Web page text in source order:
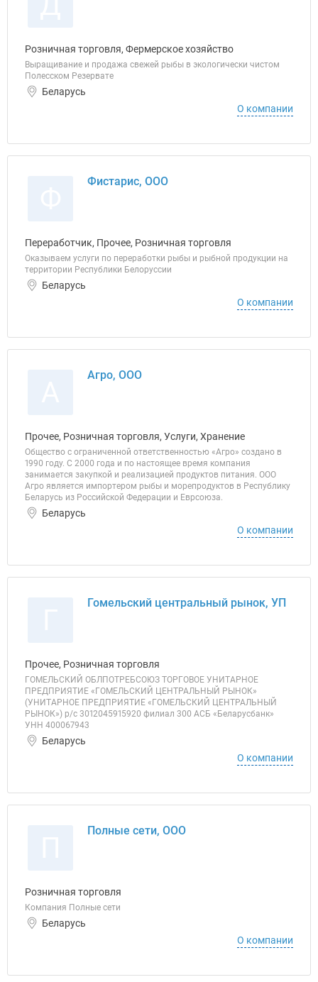
Розничная торговля, Фермерское хозяйство
Выращивание и продажа свежей рыбы в экологически чистом
Полесском Резервате
Беларусь
О компании
Фистарис, ООО
Переработчик, Прочее, Розничная торговля
Оказываем услуги по переработки рыбы и рыбной продукции на
территории Республики Белоруссии
Беларусь
О компании
Агро, ООО
Прочее, Розничная торговля, Услуги, Хранение
Общество с ограниченной ответственностью «Агро» создано в
1990 году. С 2000 года и по настоящее время компания
занимается закупкой и реализацией продуктов питания. ООО
Агро является импортером рыбы и морепродуктов в Республику
Беларусь из Российской Федерации и Еврсоюза.
Беларусь
О компании
Гомельский центральный рынок, УП
Прочее, Розничная торговля
ГОМЕЛЬСКИЙ ОБЛПОТРЕБСОЮЗ ТОРГОВОЕ УНИТАРНОЕ
ПРЕДПРИЯТИЕ «ГОМЕЛЬСКИЙ ЦЕНТРАЛЬНЫЙ РЫНОК»
(УНИТАРНОЕ ПРЕДПРИЯТИЕ «ГОМЕЛЬСКИЙ ЦЕНТРАЛЬНЫЙ
РЫНОК») р/с 3012045915920 филиал 300 АСБ «Беларусбанк»
УНН 400067943
Беларусь
О компании
Полные сети, ООО
Розничная торговля
Компания Полные сети
Беларусь
О компании